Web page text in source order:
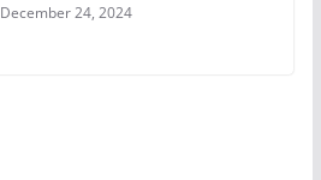
December 24, 2024